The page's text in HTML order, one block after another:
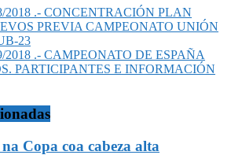
2018 .- CONCENTRACIÓN PLAN
PREVIA CAMPEONATO UNIÓN
23
2018 .- CAMPEONATO DE ESPAÑA
PARTICIPANTES E INFORMACIÓN
Copa coa cabeza alta